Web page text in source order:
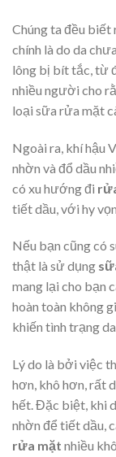
Chúng ta đều biết
chính là do da
lông bị bít tắc, từ
nhiều người cho
loại sữa rửa mặt
Ngoài ra, khí hậu
nhờn và đổ dầu
có xu hướng đi
tiết dầu, với hy
Nếu bạn cũng có
thật là sử dụng
mang lại cho bạn
hoàn toàn không
khiến tình trạng
Lý do là bởi việc
hơn, khô hơn, rất
hết. Đặc biệt, khi
nhờn để tiết dầu,
rửa mặt nhiều